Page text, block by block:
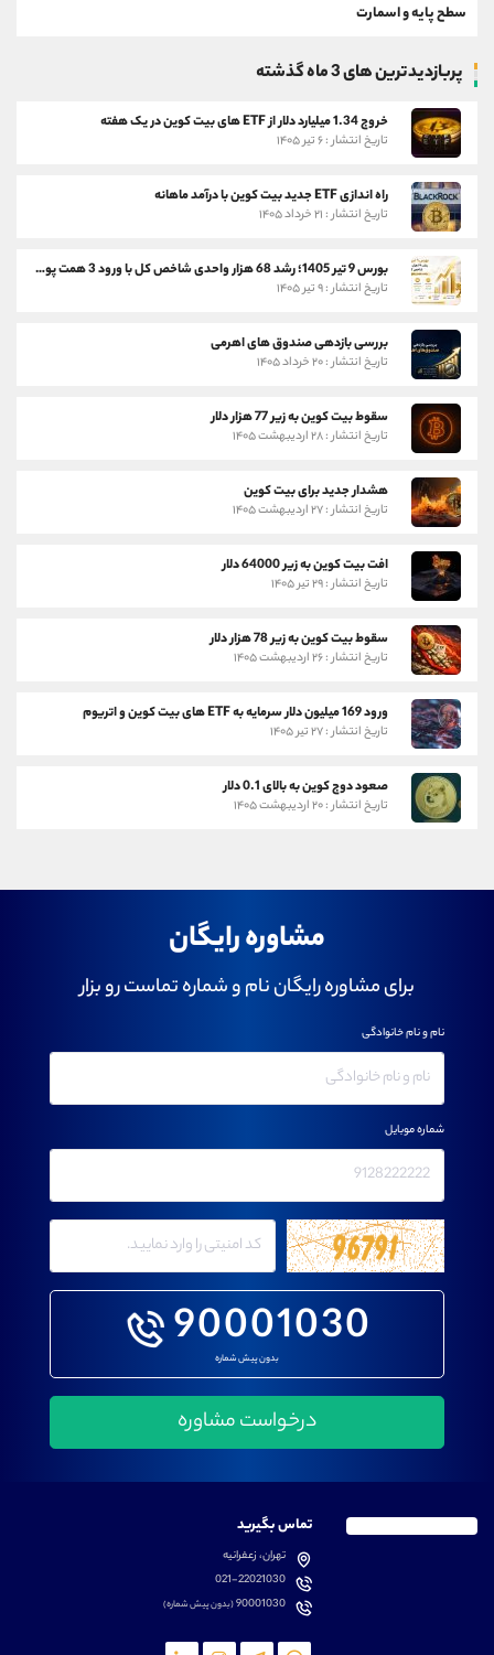
سطح پایه و اسمارت
پربازدیدترین های 3 ماه گذشته
خروج 1.34 میلیارد دلار از ETF های بیت کوین در یک هفته
تاریخ انتشار : ۶ تیر ۱۴۰۵
راه اندازی ETF جدید بیت کوین با درآمد ماهانه
تاریخ انتشار : ۲۱ خرداد ۱۴۰۵
بورس 9 تیر 1405؛ رشد 68 هزار واحدی شاخص کل با ورود 3 همت پول حقیقی
تاریخ انتشار : ۹ تیر ۱۴۰۵
بررسی بازدهی صندوق های اهرمی
تاریخ انتشار : ۲۰ خرداد ۱۴۰۵
سقوط بیت کوین به زیر 77 هزار دلار
تاریخ انتشار : ۲۸ اردیبهشت ۱۴۰۵
هشدار جدید برای بیت کوین
تاریخ انتشار : ۲۷ اردیبهشت ۱۴۰۵
افت بیت کوین به زیر 64000 دلار
تاریخ انتشار : ۲۹ تیر ۱۴۰۵
سقوط بیت کوین به زیر 78 هزار دلار
تاریخ انتشار : ۲۶ اردیبهشت ۱۴۰۵
ورود 169 میلیون دلار سرمایه به ETF های بیت کوین و اتریوم
تاریخ انتشار : ۲۷ تیر ۱۴۰۵
صعود دوج کوین به بالای 0.1 دلار
تاریخ انتشار : ۲۰ اردیبهشت ۱۴۰۵
مشاوره رایگان
برای مشاوره رایگان نام و شماره تماست رو بزار
90001030
بدون پیش شماره
نام و نام خانوادگی
شماره موبایل
تماس بگیرید
تهران، زعفرانیه
021-22021030
90001030(بدون پیش شماره)